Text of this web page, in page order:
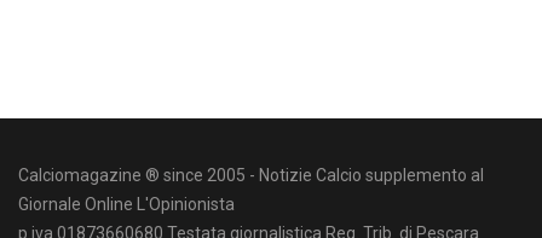
Calciomagazine ® since 2005 - Notizie Calcio supplemento al
Giornale Online L'Opinionista
p.iva 01873660680 Testata giornalistica Reg. Trib. di Pescara